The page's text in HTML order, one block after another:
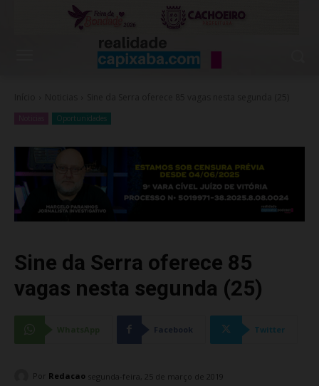
Oportunidades
Sine da Serra oferece 85
vagas nesta segunda (25)
Facebook Twitter
Por Redacao segunda-feira, 25 de março de 2019